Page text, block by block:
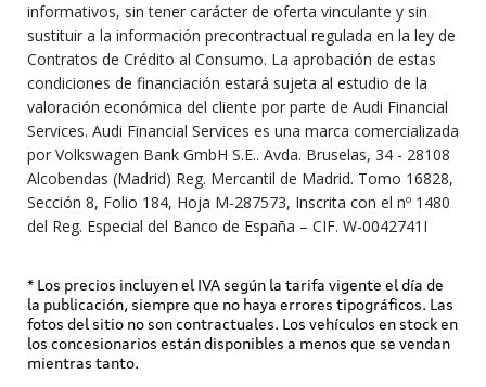
informativos, sin tener carácter de oferta vinculante y sin
sustituir a la información precontractual regulada en la ley de
Contratos de Crédito al Consumo. La aprobación de estas
condiciones de financiación estará sujeta al estudio de la
valoración económica del cliente por parte de Audi Financial
Services. Audi Financial Services es una marca comercializada
por Volkswagen Bank GmbH S.E.. Avda. Bruselas, 34 - 28108
Alcobendas (Madrid) Reg. Mercantil de Madrid. Tomo 16828,
Sección 8, Folio 184, Hoja M-287573, Inscrita con el nº 1480
del Reg. Especial del Banco de España – CIF. W-0042741I
* Los precios incluyen el IVA según la tarifa vigente el día de
la publicación, siempre que no haya errores tipográficos. Las
fotos del sitio no son contractuales. Los vehículos en stock en
los concesionarios están disponibles a menos que se vendan
mientras tanto.